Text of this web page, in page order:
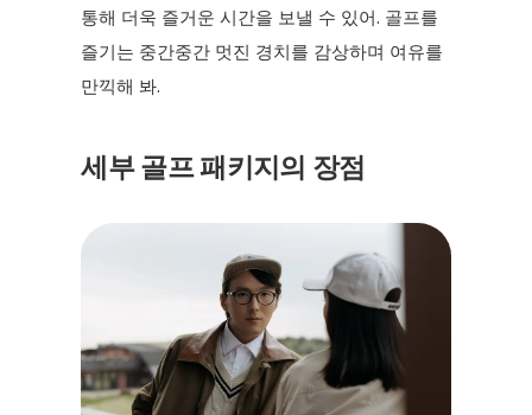
통해 더욱 즐거운 시간을 보낼 수 있어. 골프를
즐기는 중간중간 멋진 경치를 감상하며 여유를
만끽해 봐.
세부 골프 패키지의 장점